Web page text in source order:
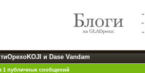
и Dase Vandam
1публичных сообщений